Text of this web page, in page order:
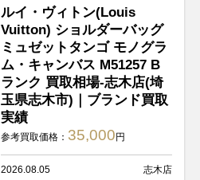
ルイ・ヴィトン(Louis
Vuitton) ショルダーバッグ
ミュゼットタンゴ モノグラ
ム・キャンバス M51257 B
ランク 買取相場-志木店(埼
玉県志木市)｜ブランド買取
実績
参考買取価格： 35,000 円
2026.08.05 志木店